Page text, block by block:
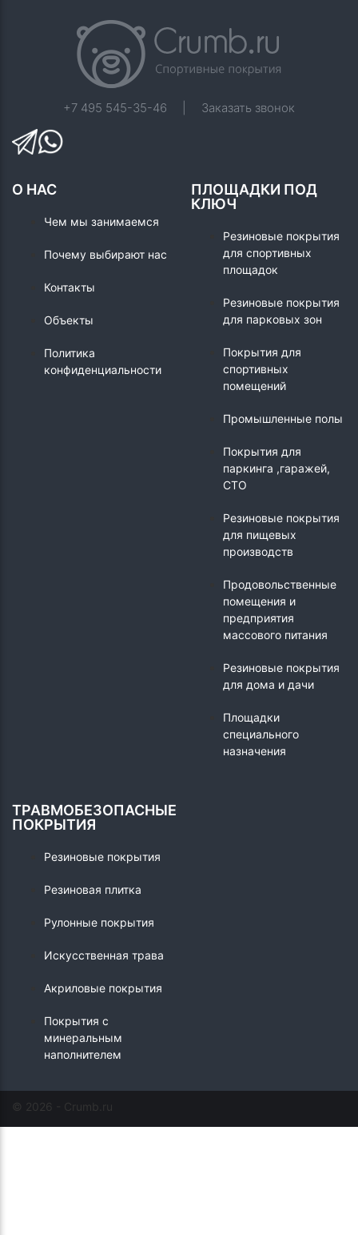
+7 495 545-35-46 Заказать звонок
О НАС
Чем мы занимаемся
Почему выбирают нас
Контакты
Объекты
Политика
конфиденциальности
ПЛОЩАДКИ ПОД
КЛЮЧ
Резиновые покрытия
для спортивных
площадок
Резиновые покрытия
для парковых зон
Покрытия для
спортивных
помещений
Промышленные полы
Покрытия для
паркинга ,гаражей,
СТО
Резиновые покрытия
для пищевых
производств
Продовольственные
помещения и
предприятия
массового питания
Резиновые покрытия
для дома и дачи
Площадки
специального
назначения
ТРАВМОБЕЗОПАСНЫЕ
ПОКРЫТИЯ
Резиновые покрытия
Резиновая плитка
Рулонные покрытия
Искусственная трава
Акриловые покрытия
Покрытия с
минеральным
наполнителем
© 2026 - Crumb.ru